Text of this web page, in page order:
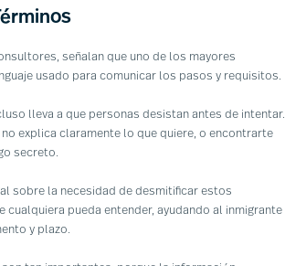
señalan que uno de los mayores
usado para comunicar los pasos y requisitos.
lleva a que personas desistan antes de intentar.
explica claramente lo que quiere, o encontrarte
secreto.
sobre la necesidad de desmitificar estos
pueda entender, ayudando al inmigrante
y plazo.